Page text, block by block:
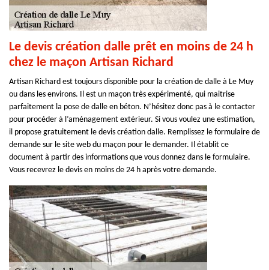
Le devis création dalle prêt en moins de 24 h
chez le maçon Artisan Richard
Artisan Richard est toujours disponible pour la création de dalle à Le Muy
ou dans les environs. Il est un maçon très expérimenté, qui maitrise
parfaitement la pose de dalle en béton. N’hésitez donc pas à le contacter
pour procéder à l’aménagement extérieur. Si vous voulez une estimation,
il propose gratuitement le devis création dalle. Remplissez le formulaire de
demande sur le site web du maçon pour le demander. Il établit ce
document à partir des informations que vous donnez dans le formulaire.
Vous recevrez le devis en moins de 24 h après votre demande.